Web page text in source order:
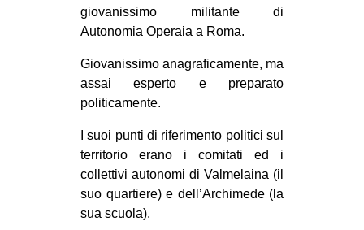
giovanissimo militante di
Autonomia Operaia a Roma.
Giovanissimo anagraficamente, ma
assai esperto e preparato
politicamente.
I suoi punti di riferimento politici sul
territorio erano i comitati ed i
collettivi autonomi di Valmelaina (il
suo quartiere) e dell’Archimede (la
sua scuola).